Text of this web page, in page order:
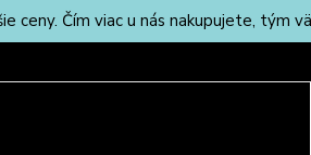
ceny. Čím viac u nás nakupujete, tým